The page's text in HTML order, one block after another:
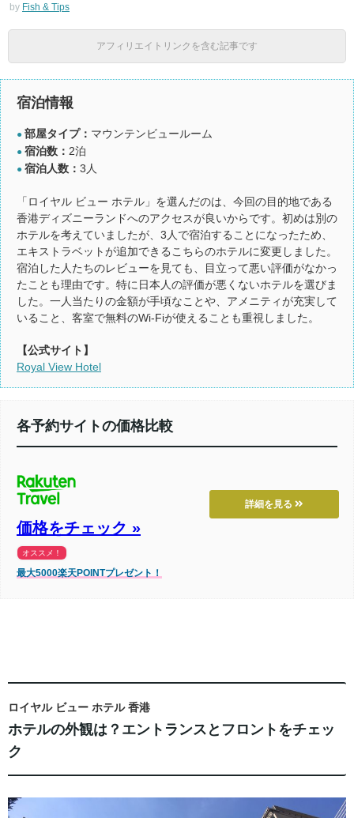
by Fish & Tips
アフィリエイトリンクを含む記事です
宿泊情報
● 部屋タイプ： マウンテンビュールーム
● 宿泊数： 2泊
● 宿泊人数： 3人
「ロイヤル ビュー ホテル」を選んだのは、今回の目的地である
香港ディズニーランドへのアクセスが良いからです。初めは別の
ホテルを考えていましたが、3人で宿泊することになったため、
エキストラベットが追加できるこちらのホテルに変更しました。
宿泊した人たちのレビューを見ても、目立って悪い評価がなかっ
たことも理由です。特に日本人の評価が悪くないホテルを選びま
した。一人当たりの金額が手頃なことや、アメニティが充実して
いること、客室で無料のWi-Fiが使えることも重視しました。
【公式サイト】
Royal View Hotel
各予約サイトの価格比較
詳細を見る
価格をチェック »
オススメ！
最大5000楽天POINTプレゼント！
ロイヤル ビュー ホテル 香港
ホテルの外観は？エントランスとフロントをチェッ
ク